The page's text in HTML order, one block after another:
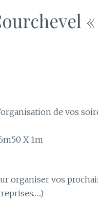
de vos
X 1m
organiser vos